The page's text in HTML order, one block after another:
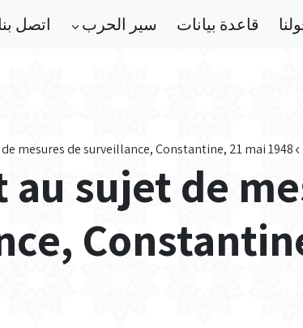
قاعدة بيانات سير الحرب اتصل
mesures de surveillance, Constantine, 21 mai 1948
au sujet de